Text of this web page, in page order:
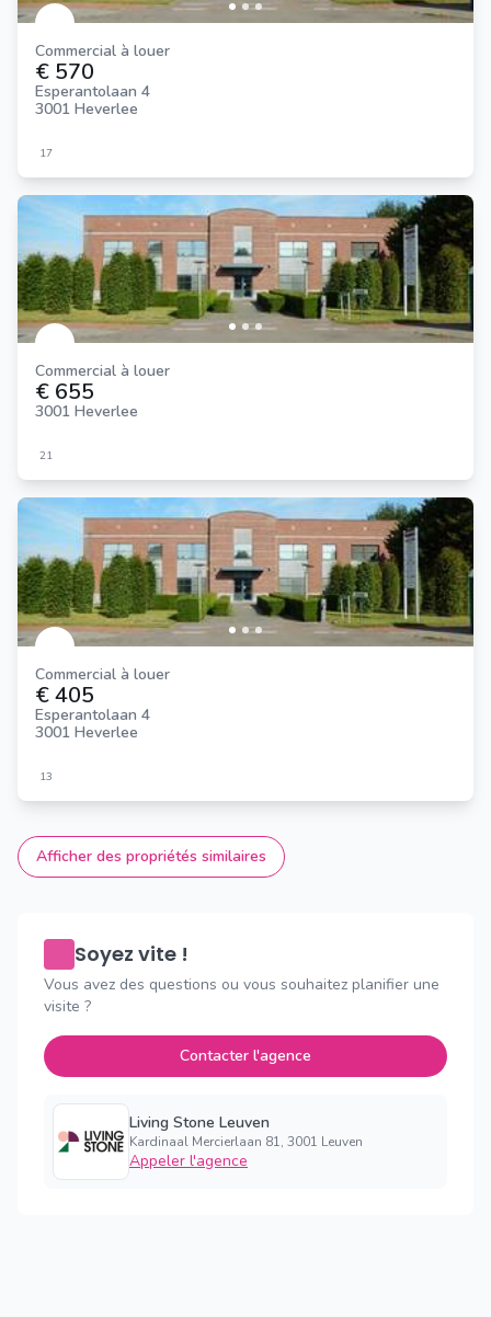
Commercial à louer
€ 570
Esperantolaan 4
3001 Heverlee
17
Commercial à louer
€ 655
3001 Heverlee
21
Commercial à louer
€ 405
Esperantolaan 4
3001 Heverlee
13
Afficher des propriétés similaires
Soyez vite !
Vous avez des questions ou vous souhaitez planifier une
visite ?
Contacter l'agence
Living Stone Leuven
Kardinaal Mercierlaan 81, 3001 Leuven
Appeler l'agence